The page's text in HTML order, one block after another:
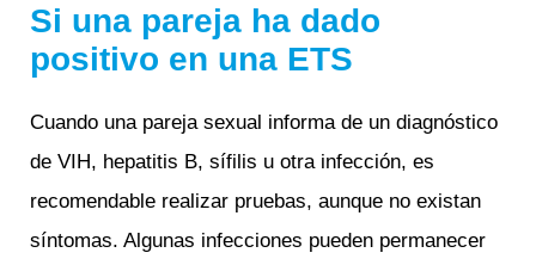
Si una pareja ha dado
positivo en una ETS
Cuando una pareja sexual informa de un diagnóstico
de VIH, hepatitis B, sífilis u otra infección, es
recomendable realizar pruebas, aunque no existan
síntomas. Algunas infecciones pueden permanecer